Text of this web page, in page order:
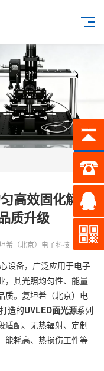
搜索
高效固化解决
质升级
希（北京）电子科技
设备，广泛应用于电子
，其光照均匀性、能量
质。复坦希（北京）电
造的UVLED面光源系列
适配、无热辐射、定制
能耗高、热损伤工件等